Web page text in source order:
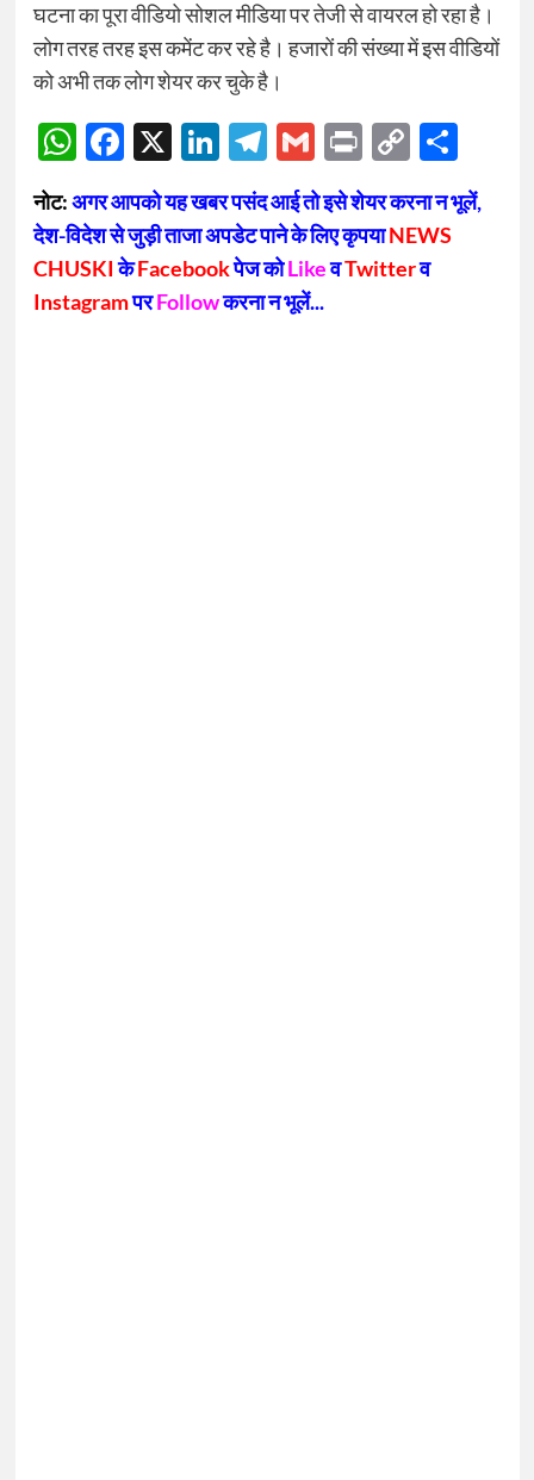
घटना का पूरा वीडियो सोशल मीडिया पर तेजी से वायरल हो रहा है।
लोग तरह तरह इस कमेंट कर रहे है। हजारों की संख्या में इस वीडियों
को अभी तक लोग शेयर कर चुके है।
WhatsApp
Facebook
X LinkedIn
Telegram
Gmail
Print
Copy
Link
नोट:अगर आपको यह खबर पसंद आई तो इसे शेयर करना न भूलें,
देश-विदेश से जुड़ी ताजा अपडेट पाने के लिए कृपयाNEWS
CHUSKIकेFacebookपेज कोLikeवTwitterव
InstagramपरFollowकरना न भूलें...